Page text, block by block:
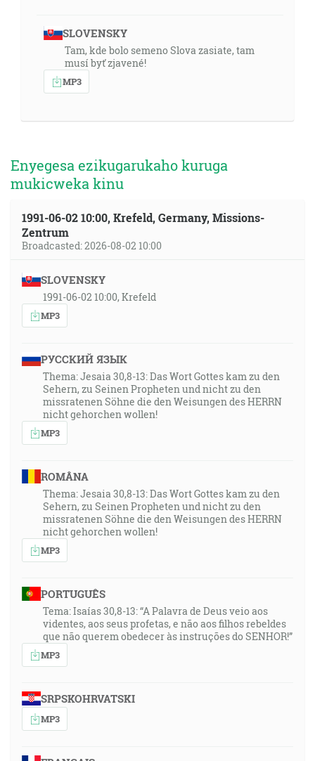
SLOVENSKY
Tam, kde bolo semeno Slova zasiate, tam
musí byť zjavené!
MP3
Enyegesa ezikugarukaho kuruga
mukicweka kinu
1991-06-02 10:00, Krefeld, Germany, Missions-
Zentrum
Broadcasted: 2026-08-02 10:00
SLOVENSKY
1991-06-02 10:00, Krefeld
MP3
РУССКИЙ ЯЗЫК
Thema: Jesaia 30,8-13: Das Wort Gottes kam zu den
Sehern, zu Seinen Propheten und nicht zu den
missratenen Söhne die den Weisungen des HERRN
nicht gehorchen wollen!
MP3
ROMÂNA
Thema: Jesaia 30,8-13: Das Wort Gottes kam zu den
Sehern, zu Seinen Propheten und nicht zu den
missratenen Söhne die den Weisungen des HERRN
nicht gehorchen wollen!
MP3
PORTUGUÊS
Tema: Isaías 30,8-13: “A Palavra de Deus veio aos
videntes, aos seus profetas, e não aos filhos rebeldes
que não querem obedecer às instruções do SENHOR!”
MP3
SRPSKOHRVATSKI
MP3